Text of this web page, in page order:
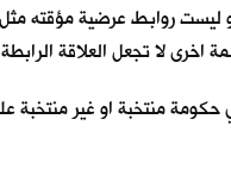
و ليست روابط عرضية مؤقته
لا تجعل العلاقة
حكومة منتخبة او غير